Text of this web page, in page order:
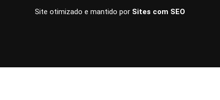
Site otimizado e mantido por Sites com SEO